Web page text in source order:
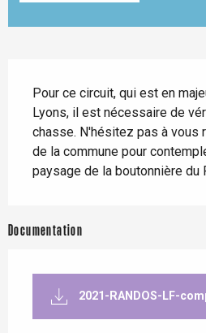
Pour ce circuit, qui est en
Lyons, il est nécessaire de
chasse. N'hésitez pas à vous
de la commune pour
paysage de la boutonnière du
Documentation
2021-RANDOS-LF-